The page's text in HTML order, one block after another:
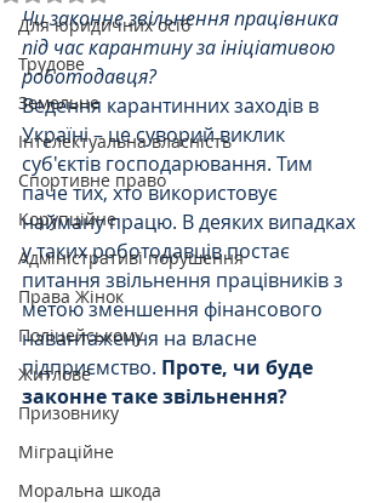
Для юридичних осіб
Трудове
Земельне
Інтелектуальна власність
Спортивне право
Корупційне
Адміністративі порушення
Права Жінок
Поліцейському
Житлове
Призовнику
Міграційне
Моральна шкода
Чи законне звільнення працівника
під час карантину за ініціативою
роботодавця?
Ведення карантинних заходів в
Україні – це суворий виклик
суб'єктів господарювання. Тим
паче тих, хто використовує
найману працю. В деяких випадках
у таких роботодавців постає
питання звільнення працівників з
метою зменшення фінансового
навантаження на власне
підприємство. Проте, чи буде
законне таке звільнення?